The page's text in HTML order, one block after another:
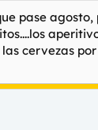
pase agosto,
cervezas por